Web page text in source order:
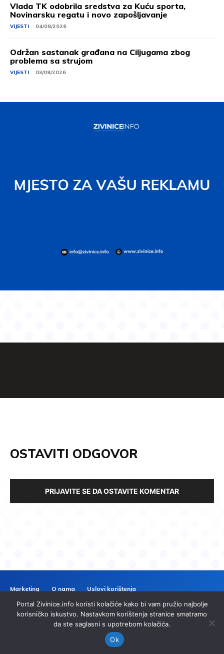
Vlada TK odobrila sredstva za Kuću sporta,
Novinarsku regatu i novo zapošljavanje
VIJESTI 04/08/2026
Održan sastanak građana na Ciljugama zbog
problema sa strujom
VIJESTI 03/08/2026
OSTAVITI ODGOVOR
PRIJAVITE SE DA OSTAVITE KOMENTAR
Marketing O nama
Uslovi korištenja
Politika privatnosti
Kontakt
ZIVINICEINFO
© 2024 Zivinice.info. Sva prava zadržana. | Izrada
Portal Zivinice.info koristi kolačiće kako bi vam pružio najbolje
korisničko iskustvo. Nastavkom korištenja stranice smatramo
da ste saglasni s upotrebom kolačića.
Ok